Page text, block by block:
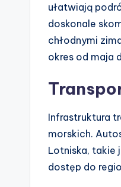
ułatwiają
doskonale
chłodnymi
okres od maja
Infrastruktura
morskich.
Lotniska, takie
dostęp do